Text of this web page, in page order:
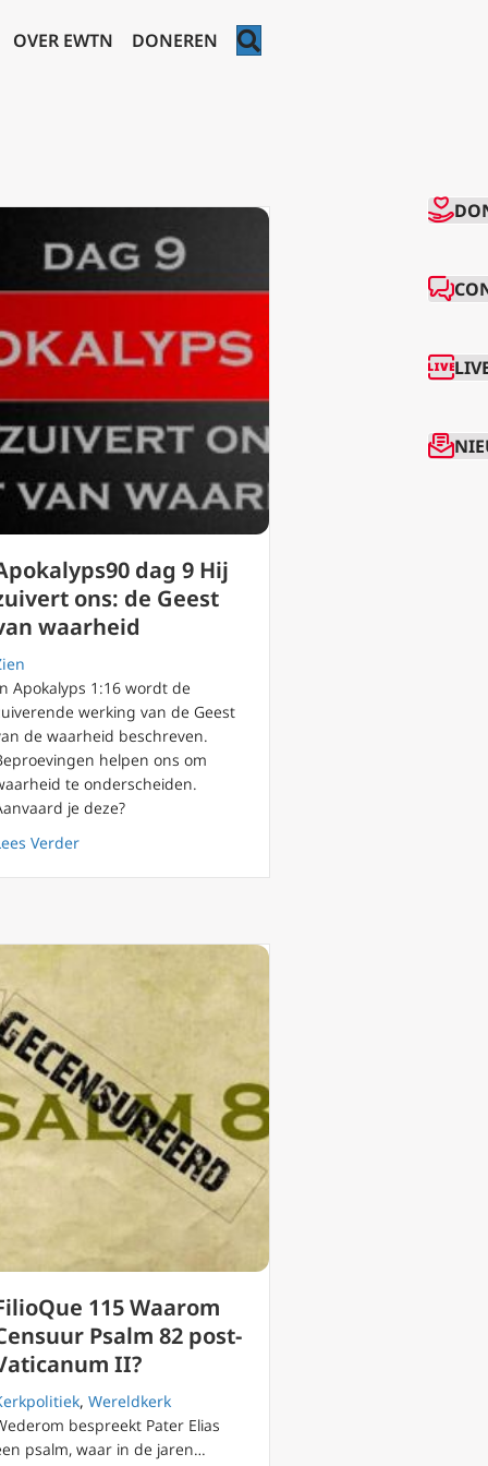
OVER EWTN DONEREN
de nabij geroepen helper
dag 9 Hij
ons: de Geest
waarheid
Apokalyps 1:16 wordt de
werking van de Geest
de waarheid beschreven.
helpen ons om
te onderscheiden.
je deze?
Verderabout Apokalyps90 dag 9 Hij zuivert ons: de Geest van
115 Waarom
Psalm 82 post-
II?
,Wereldkerk
bespreekt Pater Elias
psalm, waar in de jaren…